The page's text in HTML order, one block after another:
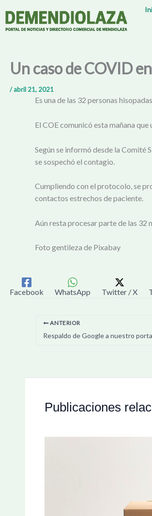
contenido
Un caso de COVID
/abril 21, 2021
Es una de las 32 personas
El COE comunicó esta mañana
Según se informó desde la Comité
se sospechó el contagio.
Cumpliendo con el protocolo, se
contactos estrechos de paciente.
Aún resta procesar parte de las 32
Foto gentileza de Pixabay
Facebook WhatsApp Twitter / X
ANTERIOR
Respaldo de Google a nuestro
Publicaciones